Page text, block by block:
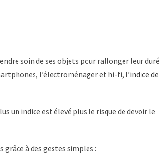
soin de ses objets pour rallonger leur
l’électroménager et hi-fi, l’indice de
un indice est élevé plus le risque de devoir le
grâce à des gestes simples :